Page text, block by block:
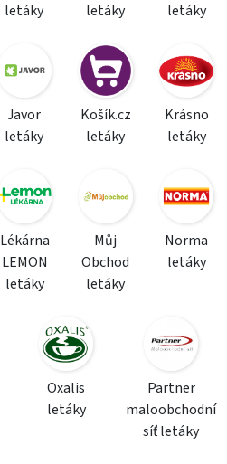
letáky
letáky
letáky
Javor
letáky
Košík.cz
letáky
Krásno
letáky
Lékárna
LEMON
letáky
Můj
Obchod
letáky
Norma
letáky
Oxalis
letáky
Partner
maloobchodní
síť letáky